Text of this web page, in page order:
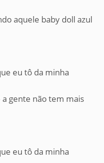
aquele baby doll azul
eu tô da minha
gente não tem mais
eu tô da minha